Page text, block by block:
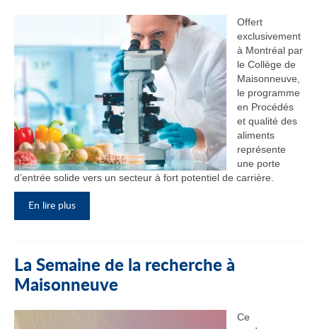
Offert
exclusivement
à Montréal par
le Collège de
Maisonneuve,
le programme
en Procédés
et qualité des
aliments
représente
une porte
d’entrée solide vers un secteur à fort potentiel de carrière.
En lire plus
La Semaine de la recherche à
Maisonneuve
Ce